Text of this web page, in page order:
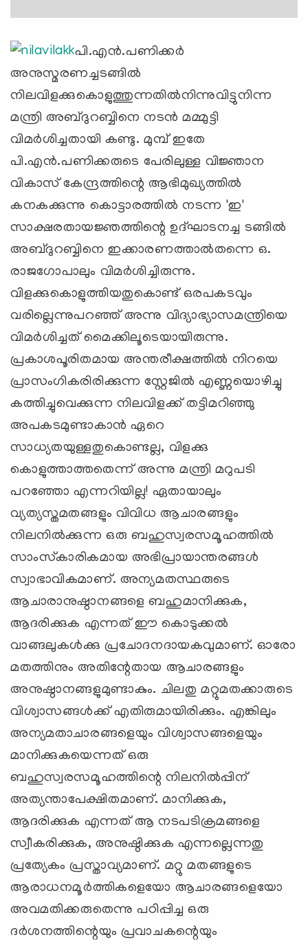
പി.എന്‍.പണിക്കര്‍
അനുസ്മരണച്ചടങ്ങില്‍
നിലവിളക്കുകൊളുത്തുന്നതില്‍നിന്നുവിട്ടുനിന്ന
മന്ത്രി അബ്ദുറബ്ബിനെ നടന്‍ മമ്മുട്ടി
വിമര്‍ശിച്ചതായി കണ്ടു. മുമ്പ് ഇതേ
പി.എന്‍.പണിക്കരുടെ പേരിലുള്ള വിജ്ഞാന
വികാസ് കേന്ദ്രത്തിന്റെ ആഭിമുഖ്യത്തില്‍
കനകക്കുന്നു കൊട്ടാരത്തില്‍ നടന്ന 'ഇ'
സാക്ഷരതായജ്ഞത്തിന്റെ ഉദ്ഘാടനച്ച ടങ്ങില്‍
അബ്ദുറബ്ബിനെ ഇക്കാരണത്താല്‍തന്നെ ഒ.
രാജഗോപാലും വിമര്‍ശിച്ചിരുന്നു.
വിളക്കുകൊളുത്തിയതുകൊണ്ട് ഒരപകടവും
വരില്ലെന്നുപറഞ്ഞ് അന്നു വിദ്യാഭ്യാസമന്ത്രിയെ
വിമര്‍ശിച്ചത് മൈക്കിലൂടെയായിരുന്നു.
പ്രകാശപൂരിതമായ അന്തരീക്ഷത്തില്‍ നിറയെ
പ്രാസംഗികരിരിക്കുന്ന സ്റ്റേജില്‍ എണ്ണയൊഴിച്ചു
കത്തിച്ചുവെക്കുന്ന നിലവിളക്ക് തട്ടിമറിഞ്ഞു
അപകടമുണ്ടാകാന്‍ ഏറെ
സാധ്യതയുള്ളതുകൊണ്ടല്ല, വിളക്കു
കൊളുത്താത്തതെന്ന് അന്നു മന്ത്രി മറുപടി
പറഞ്ഞോ എന്നറിയില്ല! ഏതായാലും
വ്യത്യസ്തമതങ്ങളും വിവിധ ആചാരങ്ങളും
നിലനില്‍ക്കുന്ന ഒരു ബഹുസ്വരസമൂഹത്തില്‍
സാംസ്‌കാരികമായ അഭിപ്രായാന്തരങ്ങള്‍
സ്വാഭാവികമാണ്. അന്യമതസ്ഥരുടെ
ആചാരാനുഷ്ഠാനങ്ങളെ ബഹുമാനിക്കുക,
ആദരിക്കുക എന്നത് ഈ കൊടുക്കല്‍
വാങ്ങലുകള്‍ക്കു പ്രചോദനദായകവുമാണ്. ഓരോ
മതത്തിനും അതിന്റേതായ ആചാരങ്ങളും
അനുഷ്ഠാനങ്ങളുമുണ്ടാകും. ചിലതു മറ്റുമതക്കാരുടെ
വിശ്വാസങ്ങള്‍ക്ക് എതിരുമായിരിക്കും. എങ്കിലും
അന്യമതാചാരങ്ങളെയും വിശ്വാസങ്ങളെയും
മാനിക്കുകയെന്നത് ഒരു
ബഹുസ്വരസമൂഹത്തിന്റെ നിലനില്‍പ്പിന്
അത്യന്താപേക്ഷിതമാണ്. മാനിക്കുക,
ആദരിക്കുക എന്നത് ആ നടപടിക്രമങ്ങളെ
സ്വീകരിക്കുക, അനുഷ്ഠിക്കുക എന്നല്ലെന്നതു
പ്രത്യേകം പ്രസ്താവ്യമാണ്. മറ്റു മതങ്ങളുടെ
ആരാധനമൂര്‍ത്തികളെയോ ആചാരങ്ങളെയോ
അവമതിക്കരുതെന്നു പഠിപ്പിച്ച ഒരു
ദര്‍ശനത്തിന്റെയും പ്രവാചകന്റെയും